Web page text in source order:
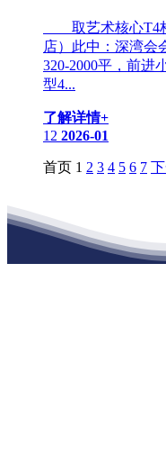
取艺术核心T4构
店）此中：深湾会
320-2000平，前进
型4...
了解详情+
12 2026-01
首页 1 2 3 4 5 6 7